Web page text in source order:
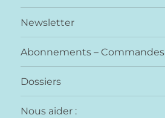
Newsletter
Abonnements – Commandes
Dossiers
Nous aider :